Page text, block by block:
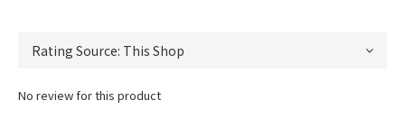
No review for this product